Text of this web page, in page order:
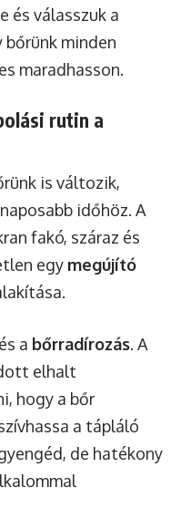
és válasszuk a
minden
maradhasson.
rutin a
is változik,
időhöz. A
fakó, száraz és
egy megújító
a bőrradírozás. A
elhalt
hogy a bőr
a tápláló
de hatékony